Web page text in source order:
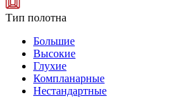
Тип полотна
Большие
Высокие
Глухие
Компланарные
Нестандартные